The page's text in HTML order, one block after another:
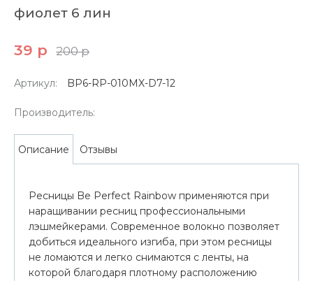
фиолет 6 лин
39 р 200 р
Артикул: BP6-RP-010MX-D7-12
Производитель:
Описание Отзывы
Ресницы Be Perfect Rainbow применяются при
наращивании ресниц профессиональными
лэшмейкерами. Современное волокно позволяет
добиться идеального изгиба, при этом ресницы
не ломаются и легко снимаются с ленты, на
которой благодаря плотному расположению